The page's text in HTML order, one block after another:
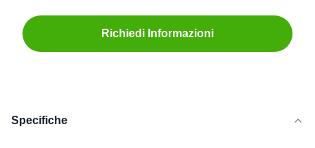
Richiedi Informazioni
Specifiche